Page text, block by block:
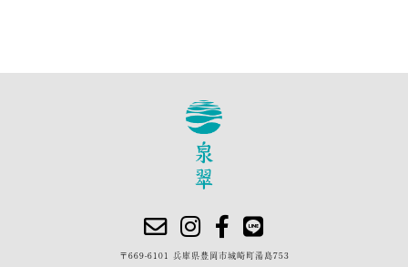
〒669-6101 兵庫県豊岡市城崎町湯島753